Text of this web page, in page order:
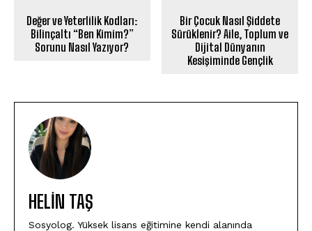
Değer ve Yeterlilik Kodları:
Bilinçaltı “Ben Kimim?”
Sorunu Nasıl Yazıyor?
Bir Çocuk Nasıl Şiddete
Sürüklenir? Aile, Toplum ve
Dijital Dünyanın
Kesişiminde Gençlik
HELIN TAŞ
Sosyolog. Yüksek lisans eğitimine kendi alanında